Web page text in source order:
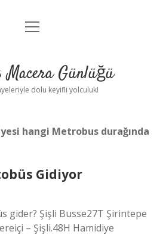
Anasayfa
Yasal Uyarı
menüyü
Macera Günlüğü
dolu keyifli yolculuk!
hangi Metrobus durağında
Gidiyor
gider? Şişli Busse27T Şirintepe
– Şişli.48H Hamidiye